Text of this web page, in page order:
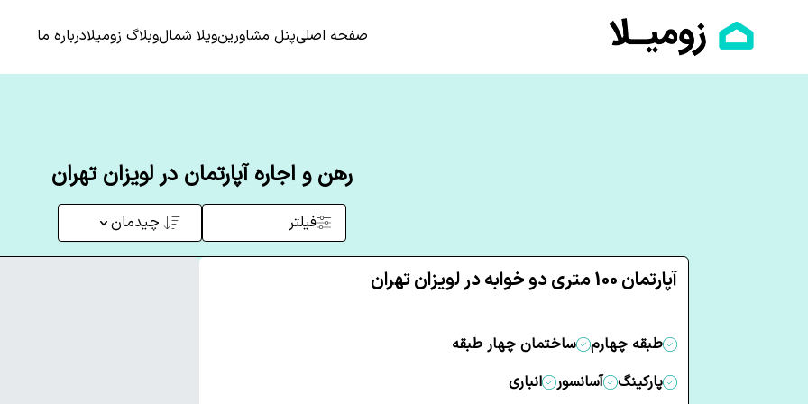
صفحه اصلیپنل مشاورینویلا شمالوبلاگ زومیلادرباره ما
رهن و اجاره آپارتمان در لویزان تهران
فیلتر چیدمان
آپارتمان 100 متری دو خوابه در لویزان تهران
طبقه چهارم
ساختمان چهار طبقه
پارکینگ
آسانسور
انباری